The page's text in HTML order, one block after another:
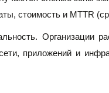
стоимость и MTTR
Организации
приложений и